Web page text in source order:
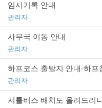
임시기록 안내
관리자
사무국 이동 안내
관리자
하프코스 출발지 안내-하
관리자
셔틀버스 배치도 올려드리